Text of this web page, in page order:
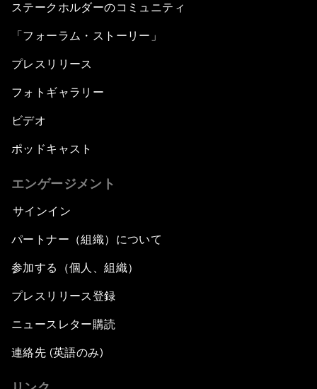
ステークホルダーのコミュニティ
「フォーラム・ストーリー」
プレスリリース
フォトギャラリー
ビデオ
ポッドキャスト
エンゲージメント
サインイン
パートナー（組織）について
参加する（個人、組織）
プレスリリース登録
ニュースレター購読
連絡先 (英語のみ)